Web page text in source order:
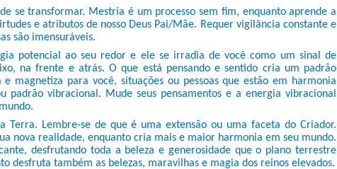
se transformar. Mestria é um processo sem fim, enquanto aprende a
e atributos de nosso Deus Pai/Mãe. Requer vigilância constante e
são imensuráveis.
potencial ao seu redor e ele se irradia de você como um sinal de
na frente e atrás. O que está pensando e sentido cria um padrão
magnetiza para você, situações ou pessoas que estão em harmonia
padrão vibracional. Mude seus pensamentos e a energia vibracional
Terra. Lembre-se de que é uma extensão ou uma faceta do Criador.
nova realidade, enquanto cria mais e maior harmonia em seu mundo.
desfrutando toda a beleza e generosidade que o plano terrestre
desfruta também as belezas, maravilhas e magia dos reinos elevados.